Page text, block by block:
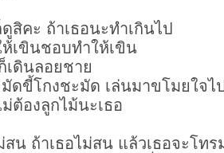
สิคะ ถ้าเธอนะทำเกินไป
เขินชอบทำให้เขิน
เดินลอยชาย
ดขี้โกงชะมัด เล่นมาขโมยใจไป
ต้องลูกไม้นะเธอ
สน ถ้าเธอไม่สน แล้วเธอจะโทร